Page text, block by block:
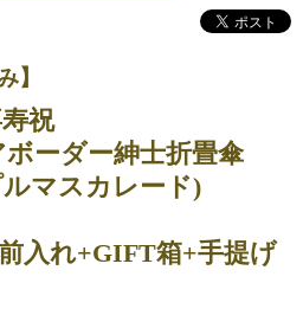
】
祝
ーダー紳士折畳傘
マスカレード)
入れ+GIFT箱+手提げ